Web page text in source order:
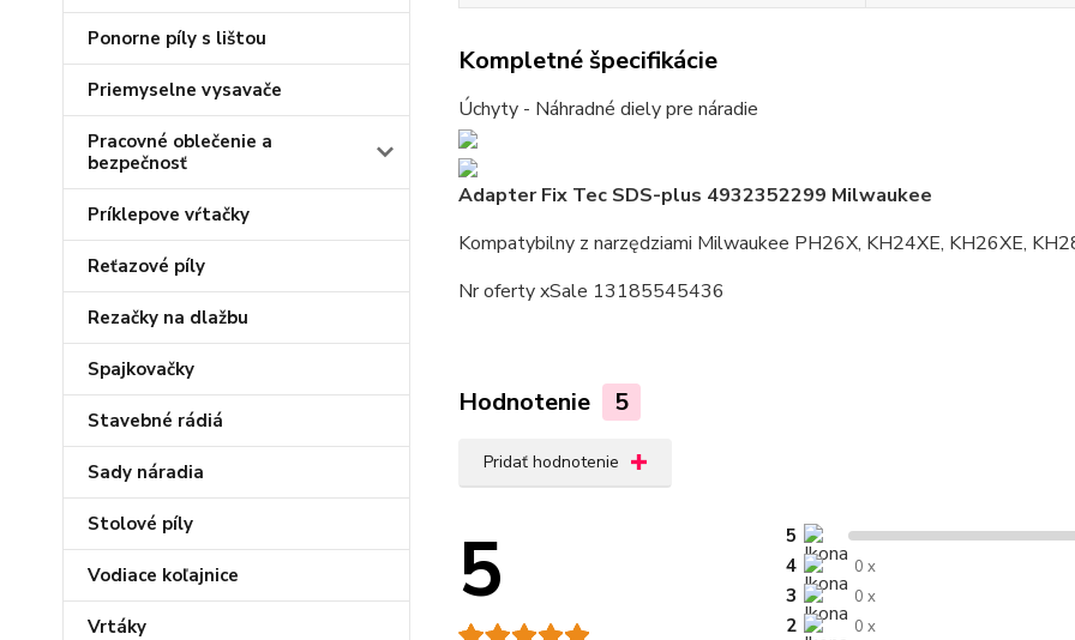
Ponorne píly s lištou
Priemyselne vysavače
Pracovné oblečenie a
bezpečnosť
Príklepove vŕtačky
Reťazové píly
Rezačky na dlažbu
Spajkovačky
Stavebné rádiá
Sady náradia
Stolové píly
Vodiace koľajnice
Vrtáky
Kompletné špecifikácie
Úchyty - Náhradné diely pre náradie
Adapter Fix Tec SDS-plus 4932352299 Milwaukee
Kompatybilny z narzędziami Milwaukee PH26X, KH24XE, KH26XE,
Nr oferty xSale 13185545436
Hodnotenie 5
Pridať hodnotenie
5
5
4
0 x
3 0 x
2 0 x